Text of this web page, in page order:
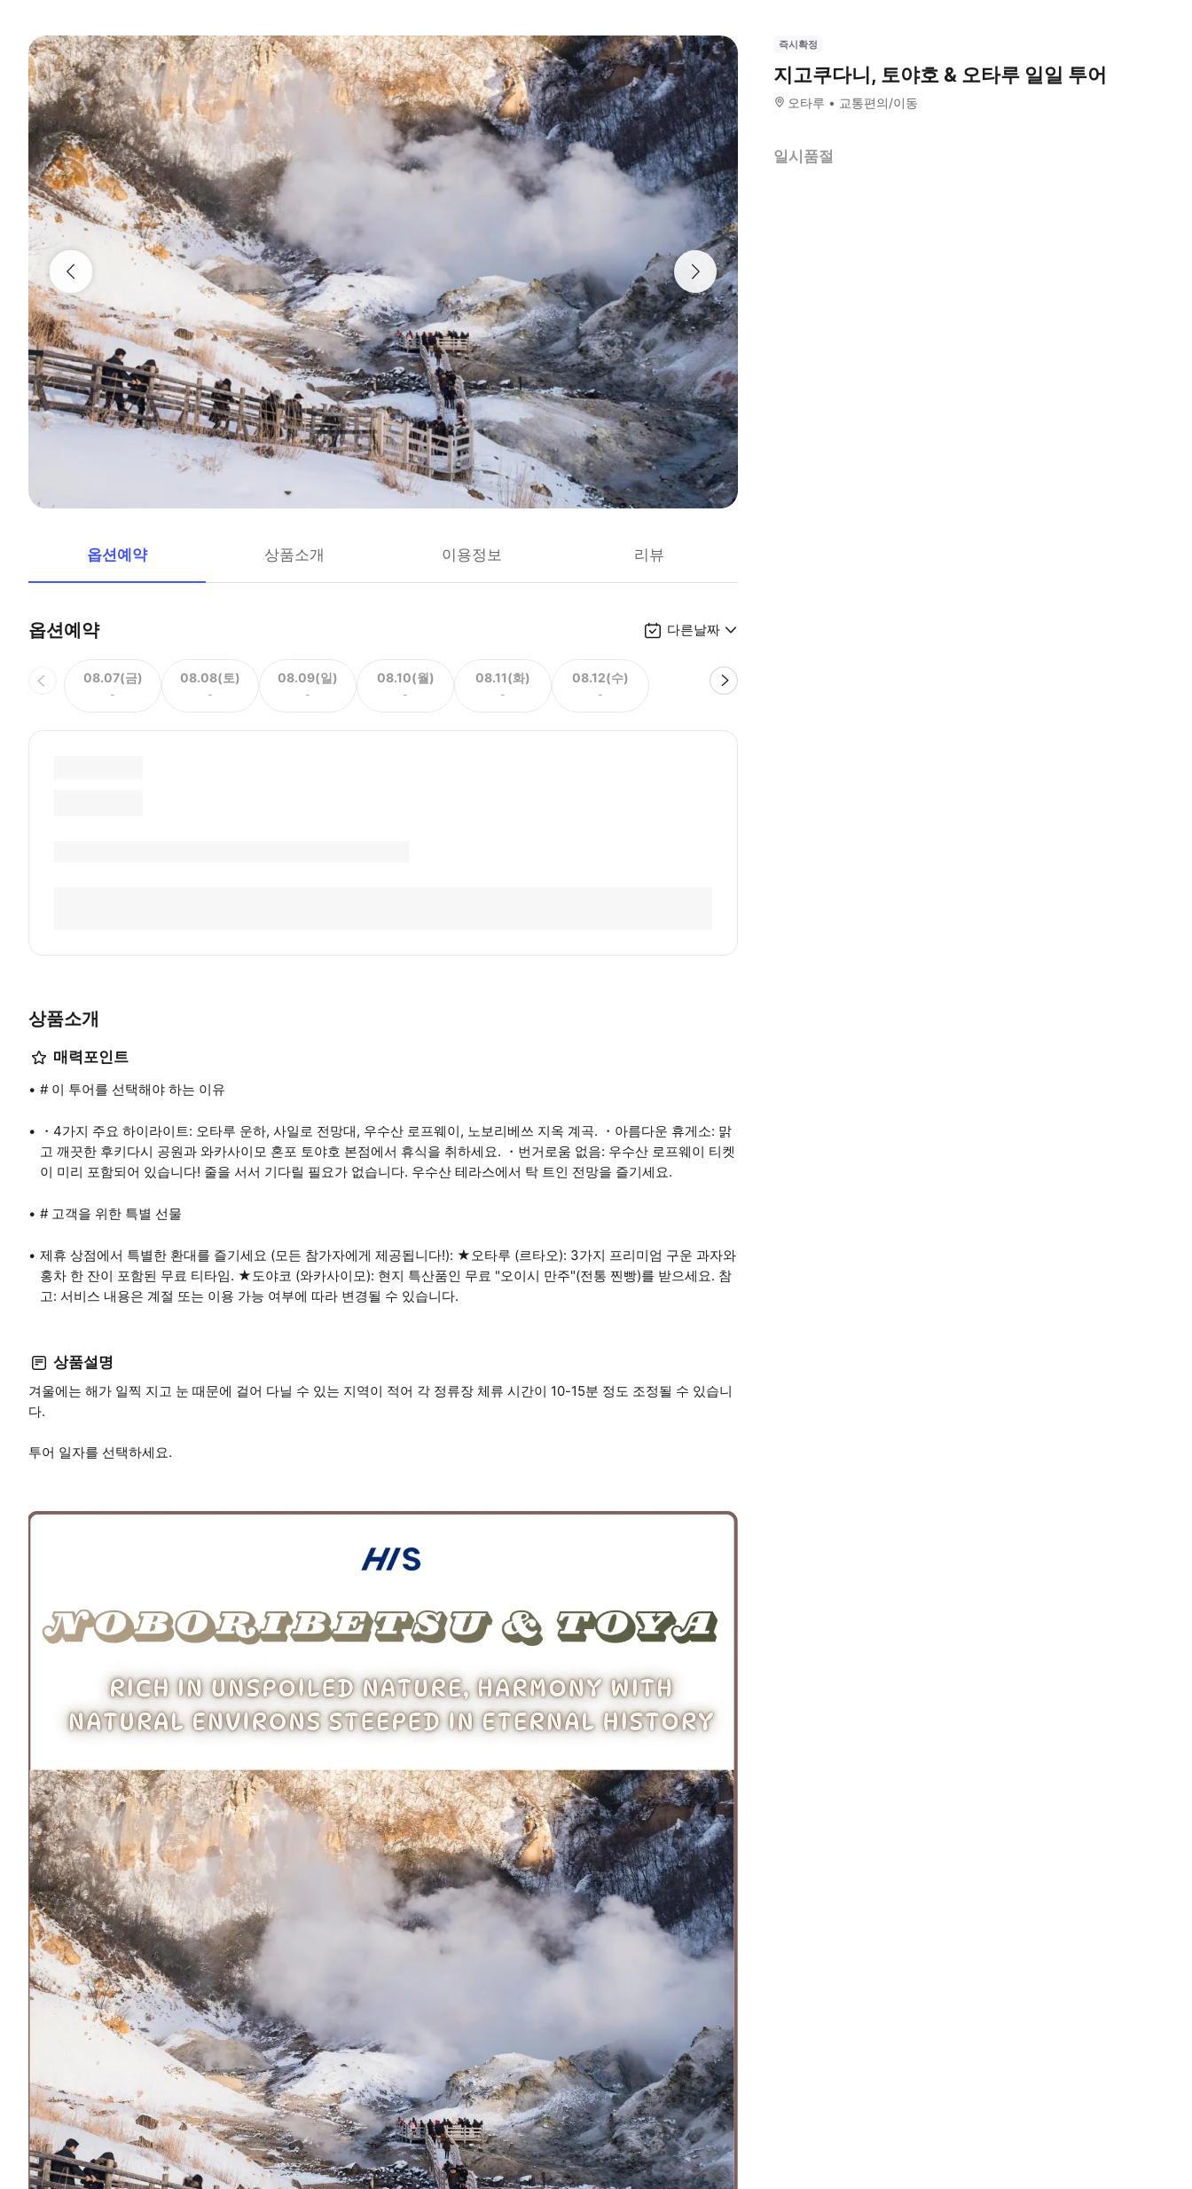
옵션예약 상품소개 이용정보 리뷰
옵션예약 다른날짜
08.07(금)
-
08.08(토)
-
08.09(일)
-
08.10(월)
-
08.11(화)
-
08.12(수)
-
상품소개
매력포인트
# 이 투어를 선택해야 하는 이유
・4가지 주요 하이라이트: 오타루 운하, 사일로 전망대, 우수산 로프웨이, 노보리베쓰 지옥 계곡. ・아름다운 휴게소: 맑
고 깨끗한 후키다시 공원과 와카사이모 혼포 토야호 본점에서 휴식을 취하세요. ・번거로움 없음: 우수산 로프웨이 티켓
이 미리 포함되어 있습니다! 줄을 서서 기다릴 필요가 없습니다. 우수산 테라스에서 탁 트인 전망을 즐기세요.
# 고객을 위한 특별 선물
제휴 상점에서 특별한 환대를 즐기세요 (모든 참가자에게 제공됩니다!): ★오타루 (르타오): 3가지 프리미엄 구운 과자와
홍차 한 잔이 포함된 무료 티타임. ★도야코 (와카사이모): 현지 특산품인 무료 "오이시 만주"(전통 찐빵)를 받으세요. 참
고: 서비스 내용은 계절 또는 이용 가능 여부에 따라 변경될 수 있습니다.
상품설명
겨울에는 해가 일찍 지고 눈 때문에 걸어 다닐 수 있는 지역이 적어 각 정류장 체류 시간이 10-15분 정도 조정될 수 있습니
다.
투어 일자를 선택하세요.
즉시확정
지고쿠다니, 토야호 & 오타루 일일 투어
오타루 교통편의/이동
일시품절